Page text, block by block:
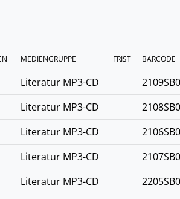
MEDIENGRUPPE FRIST BARCODE
Literatur MP3-CD
Literatur MP3-CD
Literatur MP3-CD
Literatur MP3-CD
Literatur MP3-CD